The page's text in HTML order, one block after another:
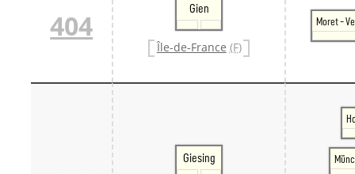
404
Gien
Île-de-France (F)
Moret -
Giesing